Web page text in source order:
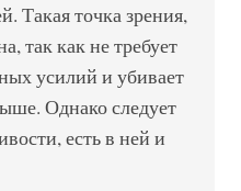
Такая точка зрения,
так как не требует
усилий и убивает
Однако следует
есть в ней и